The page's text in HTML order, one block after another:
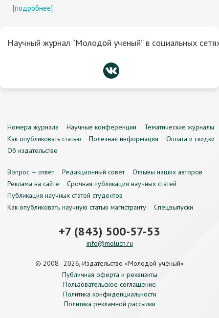
[подробнее]
Научный журнал “Молодой ученый” в социальных
Номера журнала Научные конференции
Тематические журналы
Как опубликовать статью
Полезная информация
Оплата и скидки
Об издательстве
Вопрос — ответ Редакционный совет
Отзывы наших авторов
Реклама на сайте
Срочная публикация научных статей
Публикация научных статей студентов
Как опубликовать научную статью магистранту
Спецвыпуски
+7 (843) 500-57-53
info@moluch.ru
© 2008–2026, Издательство «Молодой учёный»
Публичная оферта и реквизиты
Пользовательское соглашение
Политика конфиденциальности
Политика рекламной рассылки